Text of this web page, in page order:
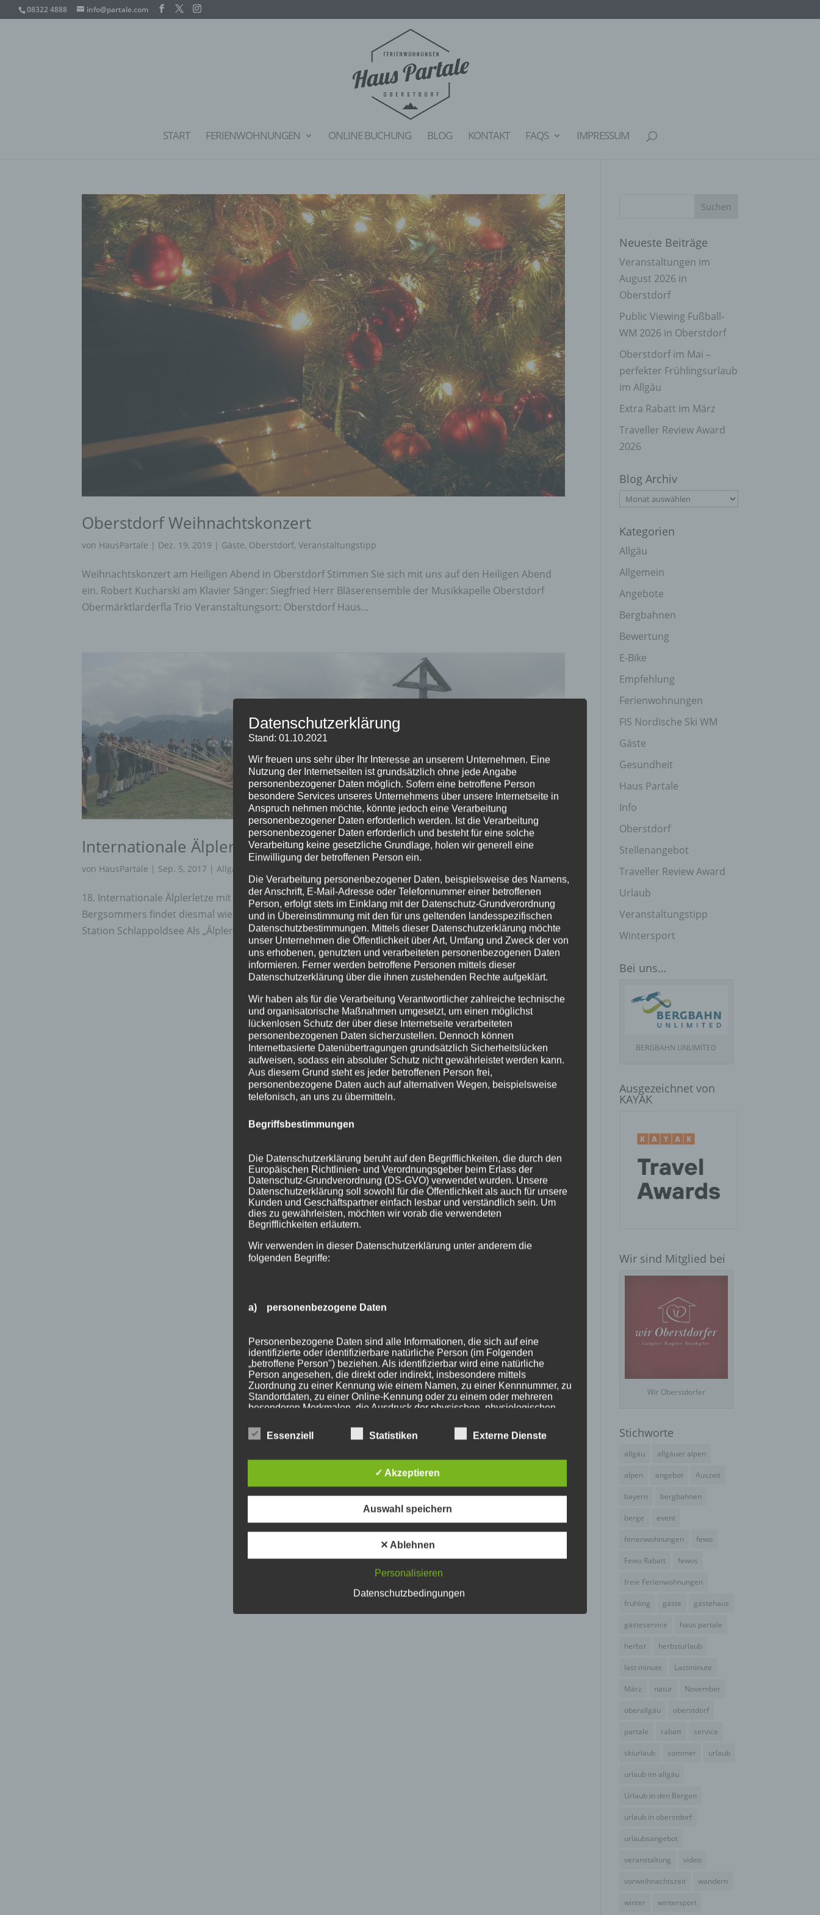
08322 4888 info@partale.com
START FERIENWOHNUNGEN ONLINE BUCHUNG BLOG KONTAKT FAQS IMPRESSUM
Oberstdorf Weihnachtskonzert
von HausPartale | Dez. 19, 2019 | Gäste, Oberstdorf,Veranstaltungstipp
Weihnachtskonzert am Heiligen Abend in Oberstdorf Stimmen Sie sich mit uns auf den Heiligen Abend
ein. Robert Kucharski am Klavier Sänger: Siegfried Herr Bläserensemble der Musikkapelle Oberstdorf
Obermärktlarderfla Trio Veranstaltungsort: Oberstdorf Haus...
Internationale Älplerletze mit Bergmesse
von HausPartale | Sep. 5, 2017 | Allgäu
18. Internationale Älplerletze mit Bergmesse auf dem Fellhornder Klassiker zum Abschluss des
Bergsommers findet diesmal wieder auf dem Fellhorn statt. Sonntag, 24.09.2017 11:00 Uhr, Fellhorn
Station Schlappoldsee Als „Älplerletze“ bezeichnet man den letzten Tag eines...
Neueste Beiträge
Veranstaltungen im
August 2026 in
Oberstdorf
Public Viewing Fußball-
WM 2026 in Oberstdorf
Oberstdorf im Mai –
perfekter Frühlingsurlaub
im Allgäu
Extra Rabatt im März
Traveller Review Award
2026
Blog Archiv
Blog
Kategorien
Allgäu
Allgemein
Angebote
Bergbahnen
Bewertung
E-Bike
Empfehlung
Ferienwohnungen
FIS Nordische Ski WM
Gäste
Gesundheit
Haus Partale
Info
Oberstdorf
Stellenangebot
Traveller Review Award
Urlaub
Veranstaltungstipp
Wintersport
Bei uns…
BERGBAHN UNLIMITED
Ausgezeichnet von
KAYAK
Wir sind Mitglied bei
Wir Oberstdorfer
Stichworte
allgäu allgäuer alpen
alpen angebot Auszeit
bayern bergbahnen
berge event
ferienwohnungen fewo
Fewo Rabatt fewos
freie Ferienwohnungen
frühling gäste gästehaus
gästeservice haus partale
herbst herbsturlaub
last minute Lastminute
März natur November
oberallgäu oberstdorf
partale rabatt service
skiurlaub sommer urlaub
urlaub im allgäu
Urlaub in den Bergen
urlaub in oberstdorf
urlaubsangebot
veranstaltung video
vorweihnachtszeit wandern
winter wintersport
Datenschutzerklärung
Stand: 01.10.2021
Wir freuen uns sehr über Ihr Interesse an unserem Unternehmen. Eine
Nutzung der Internetseiten ist grundsätzlich ohne jede Angabe
personenbezogener Daten möglich. Sofern eine betroffene Person
besondere Services unseres Unternehmens über unsere Internetseite in
Anspruch nehmen möchte, könnte jedoch eine Verarbeitung
personenbezogener Daten erforderlich werden. Ist die Verarbeitung
personenbezogener Daten erforderlich und besteht für eine solche
Verarbeitung keine gesetzliche Grundlage, holen wir generell eine
Einwilligung der betroffenen Person ein.
Die Verarbeitung personenbezogener Daten, beispielsweise des Namens,
der Anschrift, E-Mail-Adresse oder Telefonnummer einer betroffenen
Person, erfolgt stets im Einklang mit der Datenschutz-Grundverordnung
und in Übereinstimmung mit den für uns geltenden landesspezifischen
Datenschutzbestimmungen. Mittels dieser Datenschutzerklärung möchte
unser Unternehmen die Öffentlichkeit über Art, Umfang und Zweck der von
uns erhobenen, genutzten und verarbeiteten personenbezogenen Daten
informieren. Ferner werden betroffene Personen mittels dieser
Datenschutzerklärung über die ihnen zustehenden Rechte aufgeklärt.
Wir haben als für die Verarbeitung Verantwortlicher zahlreiche technische
und organisatorische Maßnahmen umgesetzt, um einen möglichst
lückenlosen Schutz der über diese Internetseite verarbeiteten
personenbezogenen Daten sicherzustellen. Dennoch können
Internetbasierte Datenübertragungen grundsätzlich Sicherheitslücken
aufweisen, sodass ein absoluter Schutz nicht gewährleistet werden kann.
Aus diesem Grund steht es jeder betroffenen Person frei,
personenbezogene Daten auch auf alternativen Wegen, beispielsweise
telefonisch, an uns zu übermitteln.
Begriffsbestimmungen
Die Datenschutzerklärung beruht auf den Begrifflichkeiten, die durch den
Europäischen Richtlinien- und Verordnungsgeber beim Erlass der
Datenschutz-Grundverordnung (DS-GVO) verwendet wurden. Unsere
Datenschutzerklärung soll sowohl für die Öffentlichkeit als auch für unsere
Kunden und Geschäftspartner einfach lesbar und verständlich sein. Um
dies zu gewährleisten, möchten wir vorab die verwendeten
Begrifflichkeiten erläutern.
Wir verwenden in dieser Datenschutzerklärung unter anderem die
folgenden Begriffe:
a) personenbezogene Daten
Personenbezogene Daten sind alle Informationen, die sich auf eine
identifizierte oder identifizierbare natürliche Person (im Folgenden
„betroffene Person") beziehen. Als identifizierbar wird eine natürliche
Person angesehen, die direkt oder indirekt, insbesondere mittels
Zuordnung zu einer Kennung wie einem Namen, zu einer Kennnummer, zu
Standortdaten, zu einer Online-Kennung oder zu einem oder mehreren
besonderen Merkmalen, die Ausdruck der physischen, physiologischen,
Identität dieser natürlichen Person sind, identifiziert werden kann.
Betroffene Person ist jede identifizierte oder identifizierbare natürliche
Person, deren personenbezogene Daten von dem für die Verarbeitung
Verantwortlichen verarbeitet werden.
Verarbeitung ist jeder mit oder ohne Hilfe automatisierter Verfahren
Essenziell Statistiken Externe Dienste
✓ Akzeptieren
Auswahl speichern
✕ Ablehnen
Personalisieren
Datenschutzbedingungen